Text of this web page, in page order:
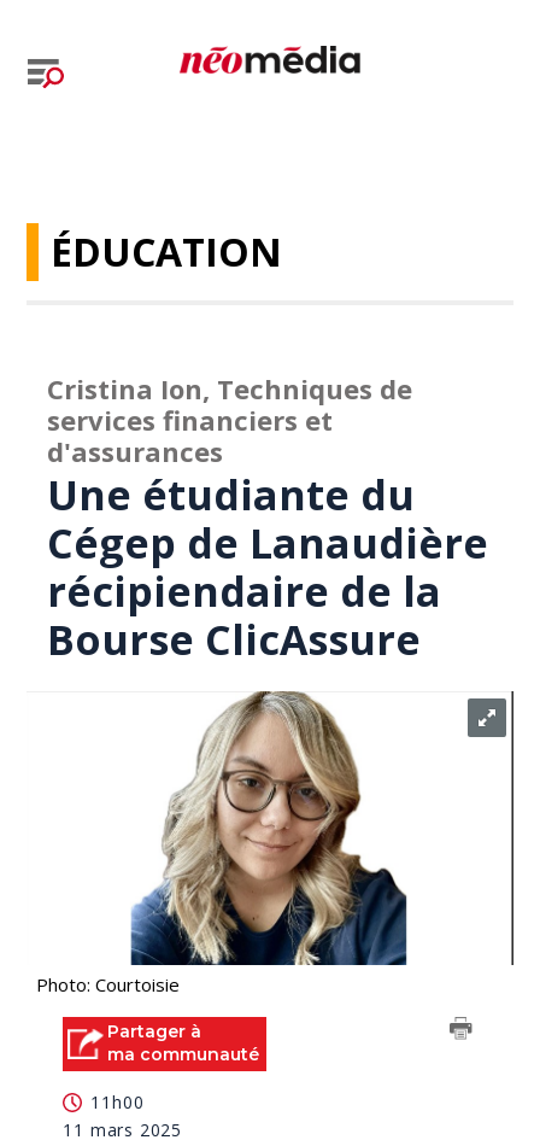
ÉDUCATION
Cristina Ion, Techniques de
services financiers et
d'assurances
Une étudiante du
Cégep de Lanaudière
récipiendaire de la
Bourse ClicAssure
Photo: Courtoisie
Partager à
ma communauté
11h00
11 mars 2025